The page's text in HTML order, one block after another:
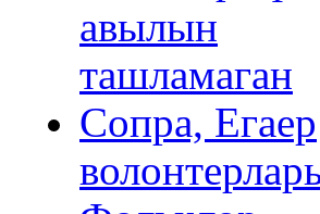
авылын
ташламаган
Сопра, Егаер